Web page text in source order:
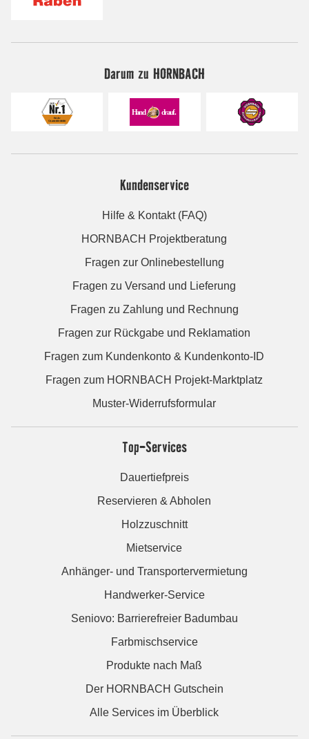
Darum zu HORNBACH
Kundenservice
Hilfe & Kontakt (FAQ)
HORNBACH Projektberatung
Fragen zur Onlinebestellung
Fragen zu Versand und Lieferung
Fragen zu Zahlung und Rechnung
Fragen zur Rückgabe und Reklamation
Fragen zum Kundenkonto & Kundenkonto-ID
Fragen zum HORNBACH Projekt-Marktplatz
Muster-Widerrufsformular
Top-Services
Dauertiefpreis
Reservieren & Abholen
Holzzuschnitt
Mietservice
Anhänger- und Transportervermietung
Handwerker-Service
Seniovo: Barrierefreier Badumbau
Farbmischservice
Produkte nach Maß
Der HORNBACH Gutschein
Alle Services im Überblick